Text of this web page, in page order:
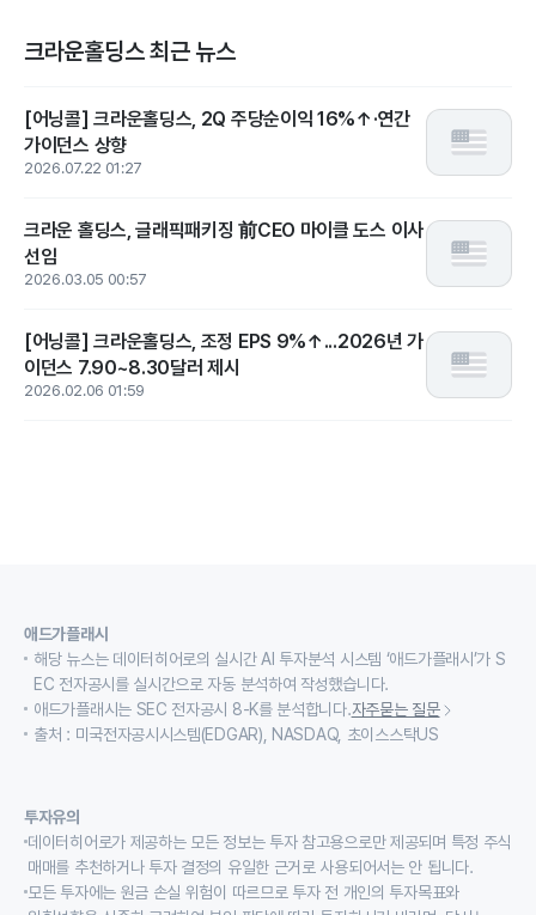
크라운홀딩스 최근 뉴스
[어닝콜] 크라운홀딩스, 2Q 주당순이익 16%↑·연간
가이던스 상향
2026.07.22 01:27
크라운 홀딩스, 글래픽패키징 前CEO 마이클 도스 이사
선임
2026.03.05 00:57
[어닝콜] 크라운홀딩스, 조정 EPS 9%↑...2026년 가
이던스 7.90~8.30달러 제시
2026.02.06 01:59
애드가플래시
해당 뉴스는 데이터히어로의 실시간 AI 투자분석 시스템 ‘애드가플래시’가 S
EC 전자공시를 실시간으로 자동 분석하여 작성했습니다.
애드가플래시는 SEC 전자공시 8-K를 분석합니다.자주묻는 질문
출처 : 미국전자공시시스템(EDGAR), NASDAQ, 초이스스탁US
투자유의
데이터히어로가 제공하는 모든 정보는 투자 참고용으로만 제공되며 특정 주식
매매를 추천하거나 투자 결정의 유일한 근거로 사용되어서는 안 됩니다.
모든 투자에는 원금 손실 위험이 따르므로 투자 전 개인의 투자목표와